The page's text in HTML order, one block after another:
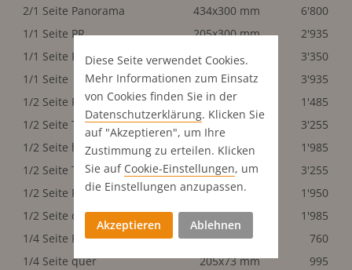
2/1 Seite Panorama
434x300 mm
6'800
1/1 Seite PR
205x300 mm
2'935
1/1 Seite PR red. gest.
205x300 mm
3'350
1/1 Seite
205x300 mm
3'935
1/2 Seite PR quer
205x148 mm
1'485
1/2 Seite Textanschl.hoch
101x300 mm
3'255
1/2 Seite hoch
101x300 mm
1'985
1/2 Seite Textanschl.quer
205x148 mm
3'255
1/2 Seite PR red. gest.
205x148 mm
1'950
1/2 Seite quer
205x148 mm
1'985
1/4 Seite PR hoch
101x148 mm
760
1/4 Seite quer
205x73 mm
995
Diese Seite verwendet Cookies.
Mehr Informationen zum Einsatz
von Cookies finden Sie in der
Datenschutz­erklärung. Klicken Sie
auf "Akzeptieren", um Ihre
Zustimmung zu erteilen. Klicken
Sie auf Cookie-Einstellungen, um
die Einstellungen anzupassen.
Akzeptieren Ablehnen